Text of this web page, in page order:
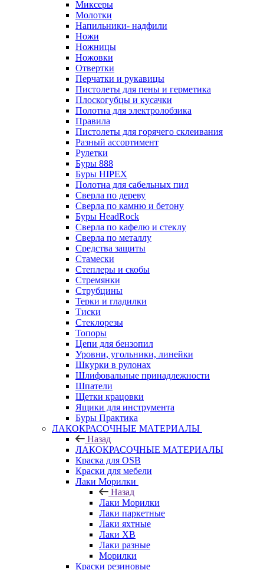
Миксеры
Молотки
Напильники- надфили
Ножи
Ножницы
Ножовки
Отвертки
Перчатки и рукавицы
Пистолеты для пены и герметика
Плоскогубцы и кусачки
Полотна для электролобзика
Правила
Пистолеты для горячего склеивания
Разный ассортимент
Рулетки
Буры 888
Буры HIPEX
Полотна для сабельных пил
Сверла по дереву
Сверла по камню и бетону
Буры HeadRock
Сверла по кафелю и стеклу
Сверла по металлу
Средства защиты
Стамески
Степлеры и скобы
Стремянки
Струбцины
Терки и гладилки
Тиски
Стеклорезы
Топоры
Цепи для бензопил
Уровни, угольники, линейки
Шкурки в рулонах
Шлифовальные принадлежности
Шпатели
Щетки крацовки
Ящики для инструмента
Буры Практика
ЛАКОКРАСОЧНЫЕ МАТЕРИАЛЫ
Назад
ЛАКОКРАСОЧНЫЕ МАТЕРИАЛЫ
Краска для OSB
Краски для мебели
Лаки Морилки
Назад
Лаки Морилки
Лаки паркетные
Лаки яхтные
Лаки ХВ
Лаки разные
Морилки
Краски резиновые